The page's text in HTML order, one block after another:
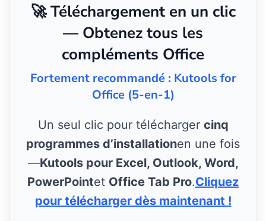
🚀 Téléchargement en un clic
— Obtenez tous les
compléments Office
Fortement recommandé : Kutools for
Office (5-en-1)
Un seul clic pour télécharger cinq
programmes d’installationen une fois
—Kutools pour Excel, Outlook, Word,
PowerPointet Office Tab Pro.Cliquez
pour télécharger dès maintenant !